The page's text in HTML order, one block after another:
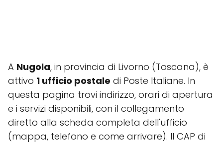
A Nugola, in provincia di Livorno (Toscana), è
attivo 1 ufficio postale di Poste Italiane. In
questa pagina trovi indirizzo, orari di apertura
e i servizi disponibili, con il collegamento
diretto alla scheda completa dell'ufficio
(mappa, telefono e come arrivare). Il CAP di